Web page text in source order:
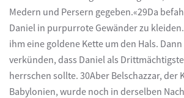
Medern und Persern gegeben.«29Da
Daniel in purpurrote Gewänder zu
ihm eine goldene Kette um den Hals.
verkünden, dass Daniel als
herrschen sollte. 30Aber Belschazzar, der
Babylonien, wurde noch in derselben